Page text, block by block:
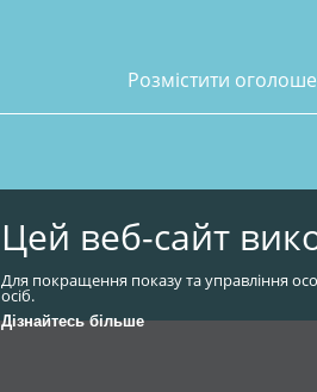
розмістити
Цей веб-сайт
Для покращення показу та управління
осіб.
Дізнайтесь більше